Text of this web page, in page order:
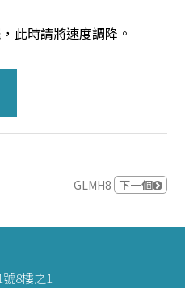
此時請將速度調降。
GLMH8 下一個
8樓之1